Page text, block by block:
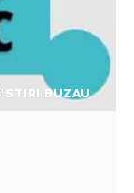
STIRI BUZAU